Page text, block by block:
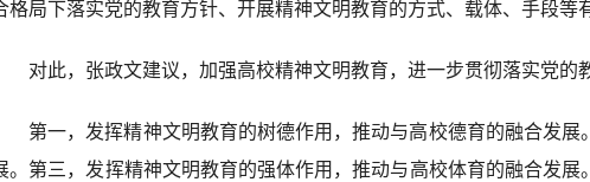
格局下落实党的教育方针、开展精神文明教育的方式、载体、手段等
对此，张政文建议，加强高校精神文明教育，进一步贯彻落实党的
第一，发挥精神文明教育的树德作用，推动与高校德育的融合发
。第三，发挥精神文明教育的强体作用，推动与高校体育的融合发